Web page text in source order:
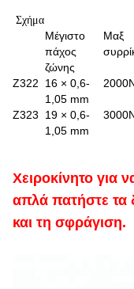
Σχήμα
Μέγιστο
πάχος
ζώνης
Μαξ
Ζ322
16 × 0,6-
1,05 mm
Ζ323
19 × 0,6-
1,05 mm
Χειροκίνητο για
απλά πατήστε τα
και τη σφράγιση.